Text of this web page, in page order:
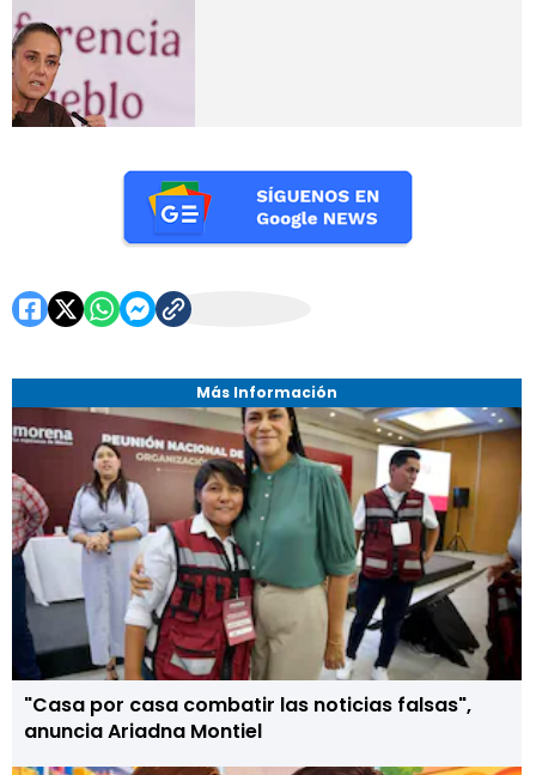
Más Información
"Casa por casa combatir las noticias falsas",
anuncia Ariadna Montiel